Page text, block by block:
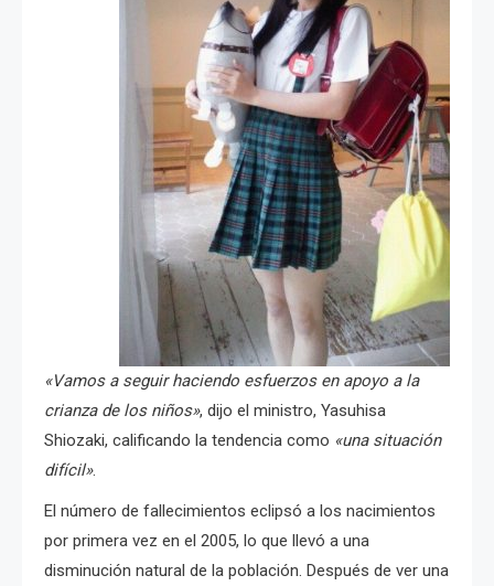
«Vamos a seguir haciendo esfuerzos en apoyo a la
crianza de los niños», dijo el ministro, Yasuhisa
Shiozaki, calificando la tendencia como «una situación
difícil».
El número de fallecimientos eclipsó a los nacimientos
por primera vez en el 2005, lo que llevó a una
disminución natural de la población. Después de ver una